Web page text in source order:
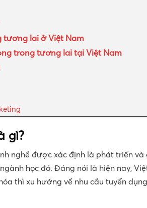
tương lai ở Việt Nam
trong tương lai tại Việt Nam
gì?
nghề được xác định là phát triển và
học đó. Đáng nói là hiện nay,
thì xu hướng về nhu cầu tuyển